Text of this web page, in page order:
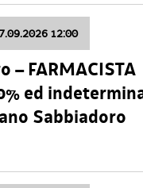
12:00
– FARMACISTA
ed
Sabbiadoro